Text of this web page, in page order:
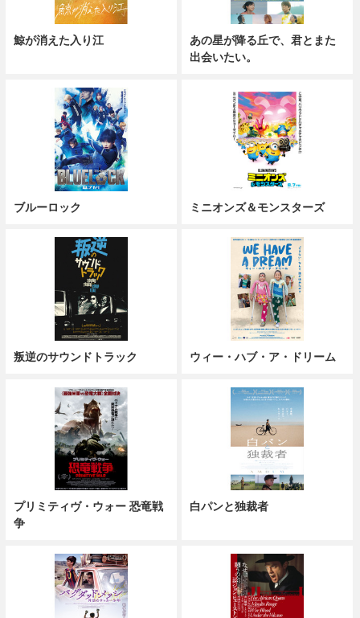
鯨が消えた入り江
あの星が降る丘で、君とまた
出会いたい。
ブルーロック ミニオンズ＆モンスターズ
叛逆のサウンドトラック ウィー・ハブ・ア・ドリーム
プリミティヴ・ウォー 恐竜戦
争
白パンと独裁者